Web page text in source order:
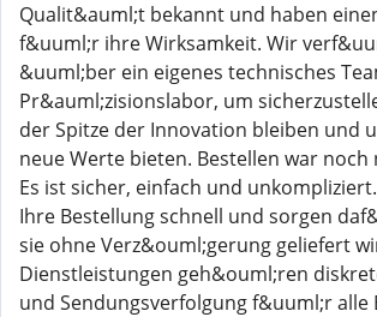
Qualit&auml;t bekannt und haben
f&uuml;r ihre Wirksamkeit. Wir
&uuml;ber ein eigenes technisches
Pr&auml;zisionslabor, um
der Spitze der Innovation bleiben und
neue Werte bieten. Bestellen war noch
Es ist sicher, einfach und
Ihre Bestellung schnell und sorgen
sie ohne Verz&ouml;gerung geliefert
Dienstleistungen geh&ouml;ren
und Sendungsverfolgung f&uuml;r alle